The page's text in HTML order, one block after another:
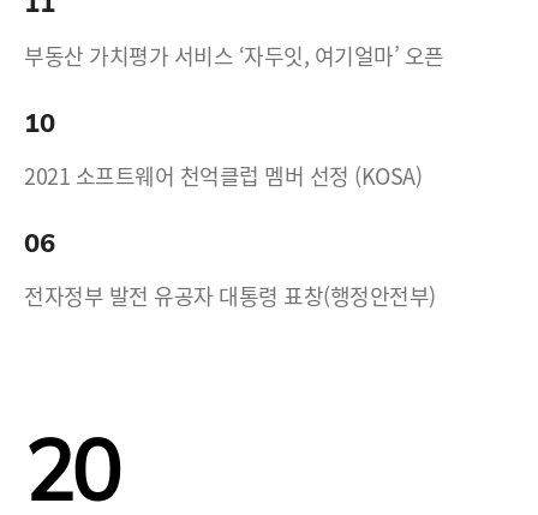
부동산 가치평가 서비스 ‘자두잇, 여기얼마’ 오픈
10
2021 소프트웨어 천억클럽 멤버 선정 (KOSA)
06
전자정부 발전 유공자 대통령 표창(행정안전부)
20